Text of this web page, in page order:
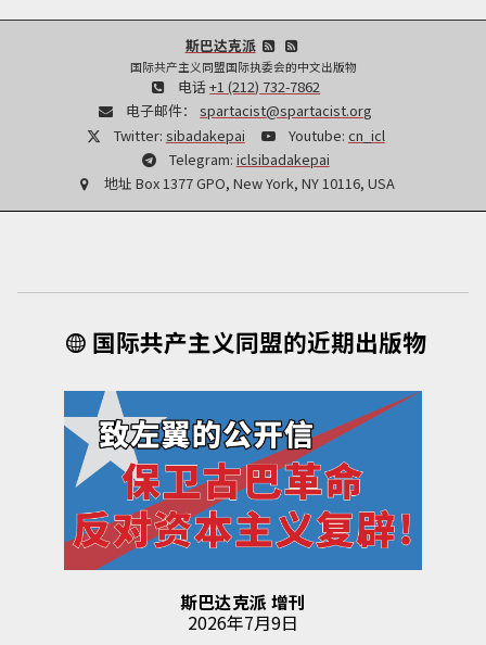
斯巴达克派
国际共产主义同盟国际执委会的中文出版物
电话+1 (212) 732-7862
电子邮件：
spartacist@spartacist.org
Twitter: sibadakepai Youtube: cn_icl
Telegram: iclsibadakepai
地址 Box 1377 GPO, New York, NY 10116, USA
国际共产主义同盟的近期出版物
斯巴达克派增刊
2026年7月9日